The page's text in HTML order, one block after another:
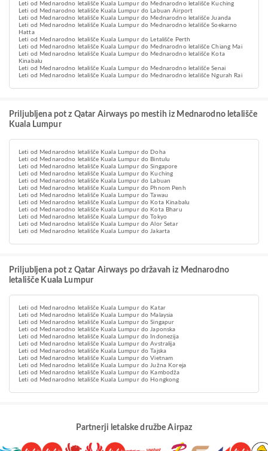
Leti od Mednarodno letališče Kuala Lumpur do Mednarodno letališče Kuching
Leti od Mednarodno letališče Kuala Lumpur do Labuan Airport
Leti od Mednarodno letališče Kuala Lumpur do Mednarodno letališče Juanda
Leti od Mednarodno letališče Kuala Lumpur do Mednarodno letališče Soekarno
Hatta
Leti od Mednarodno letališče Kuala Lumpur do Letališče Perth
Leti od Mednarodno letališče Kuala Lumpur do Mednarodno letališče Chiang Mai
Leti od Mednarodno letališče Kuala Lumpur do Mednarodno letališče Kota
Kinabalu
Leti od Mednarodno letališče Kuala Lumpur do Mednarodno letališče Senai
Leti od Mednarodno letališče Kuala Lumpur do Mednarodno letališče Ngurah Rai
Priljubljena pot z Qatar Airways po mestih iz Mednarodno letališče
Kuala Lumpur
Leti od Mednarodno letališče Kuala Lumpur do Doha
Leti od Mednarodno letališče Kuala Lumpur do Bintulu
Leti od Mednarodno letališče Kuala Lumpur do Singapore
Leti od Mednarodno letališče Kuala Lumpur do Kuching
Leti od Mednarodno letališče Kuala Lumpur do Labuan
Leti od Mednarodno letališče Kuala Lumpur do Phnom Penh
Leti od Mednarodno letališče Kuala Lumpur do Tawau
Leti od Mednarodno letališče Kuala Lumpur do Kota Kinabalu
Leti od Mednarodno letališče Kuala Lumpur do Kota Bharu
Leti od Mednarodno letališče Kuala Lumpur do Tokyo
Leti od Mednarodno letališče Kuala Lumpur do Alor Setar
Leti od Mednarodno letališče Kuala Lumpur do Jakarta
Priljubljena pot z Qatar Airways po državah iz Mednarodno
letališče Kuala Lumpur
Leti od Mednarodno letališče Kuala Lumpur do Katar
Leti od Mednarodno letališče Kuala Lumpur do Malaysia
Leti od Mednarodno letališče Kuala Lumpur do Singapur
Leti od Mednarodno letališče Kuala Lumpur do Japonska
Leti od Mednarodno letališče Kuala Lumpur do Indonezija
Leti od Mednarodno letališče Kuala Lumpur do Avstralija
Leti od Mednarodno letališče Kuala Lumpur do Tajska
Leti od Mednarodno letališče Kuala Lumpur do Vietnam
Leti od Mednarodno letališče Kuala Lumpur do Južna Koreja
Leti od Mednarodno letališče Kuala Lumpur do Kambodža
Leti od Mednarodno letališče Kuala Lumpur do Hongkong
Partnerji letalske družbe Airpaz